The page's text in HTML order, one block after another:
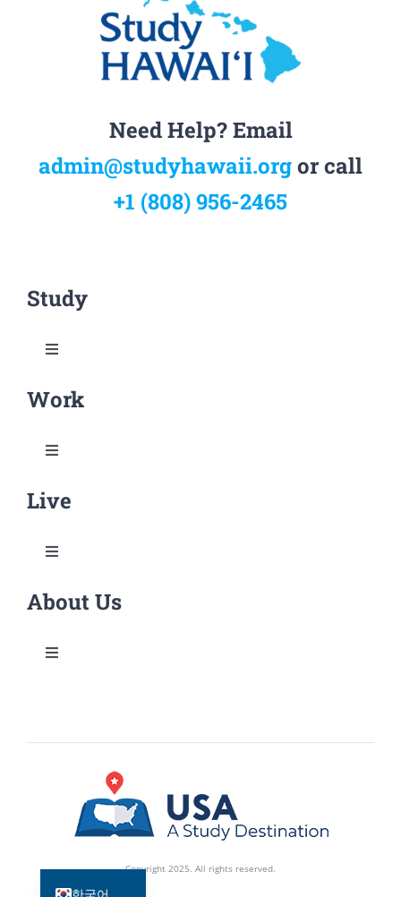
Need Help? Email
admin@studyhawaii.orgor call
+1 (808) 956-2465
Study
Toggle
하와이에서 공부해야 하는 이유
학교 순위 및 신뢰도
다양한 연구기회
Work
Toggle
연구 및 현장체험 기회
인턴십 및 자원봉사 프로그램
취업 기회
Live
Toggle
Life in Hawai’i
하와이 볼거리
하와이 베스트
About Us
Toggle
Newsletters
Copyright 2025. All rights reserved.
한국어
日本語
简体中文